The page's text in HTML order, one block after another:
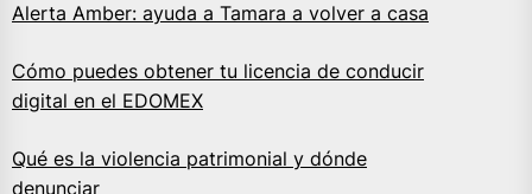
Alerta Amber: ayuda a Tamara a volver a casa
Cómo puedes obtener tu licencia de conducir
digital en el EDOMEX
Qué es la violencia patrimonial y dónde
denunciar